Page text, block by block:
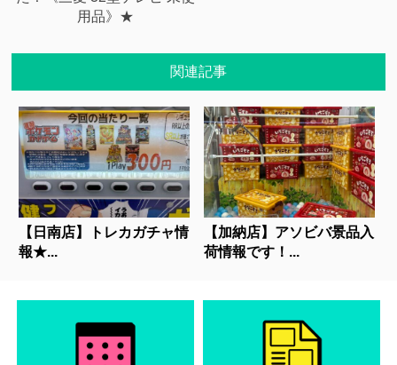
用品》★
関連記事
【日南店】トレカガチャ情
報★...
【加納店】アソビバ景品入
荷情報です！...